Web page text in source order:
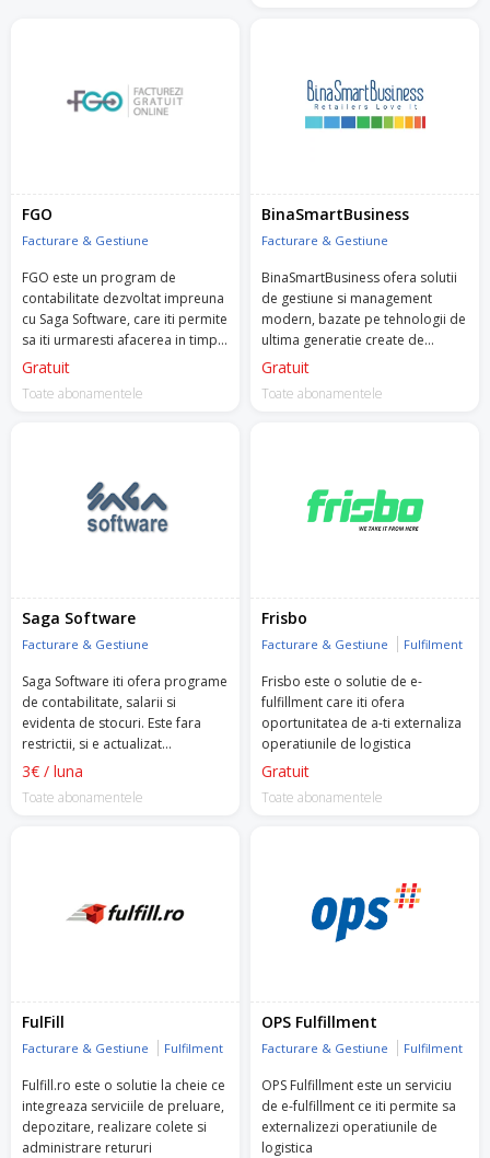
FGO
Facturare & Gestiune
FGO este un program de
contabilitate dezvoltat impreuna
cu Saga Software, care iti permite
sa iti urmaresti afacerea in timp
real.
Gratuit
Toate abonamentele
BinaSmartBusiness
Facturare & Gestiune
BinaSmartBusiness ofera solutii
de gestiune si management
modern, bazate pe tehnologii de
ultima generatie create de
experti in domeniu, pentru
mijlocii din zona vanzarilor cu
Gratuit
Toate abonamentele
Saga Software
Facturare & Gestiune
Saga Software iti ofera programe
de contabilitate, salarii si
evidenta de stocuri. Este fara
restrictii, si e actualizat
permanent, contra unui
3€ / luna
Toate abonamentele
Frisbo
Facturare & Gestiune Fulfilment
Frisbo este o solutie de e-
fulfillment care iti ofera
oportunitatea de a-ti externaliza
operatiunile de logistica
Gratuit
Toate abonamentele
FulFill
Facturare & Gestiune Fulfilment
Fulfill.ro este o solutie la cheie ce
integreaza serviciile de preluare,
depozitare, realizare colete si
administrare retururi
OPS Fulfillment
Facturare & Gestiune Fulfilment
OPS Fulfillment este un serviciu
de e-fulfillment ce iti permite sa
externalizezi operatiunile de
logistica